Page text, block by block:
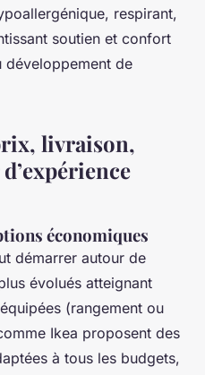
respirant,
soutien et confort
développement de
livraison,
économiques
démarrer autour de
évolués atteignant
(rangement ou
Ikea proposent des
à tous les budgets,